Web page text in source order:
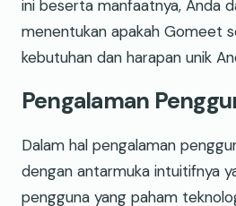
ini beserta manfaatnya, Anda
menentukan apakah Gomeet
kebutuhan dan harapan unik
Pengalaman
Dalam hal pengalaman
dengan antarmuka intuitifnya
pengguna yang paham